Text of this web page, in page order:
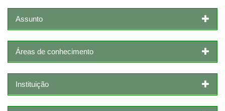
Assunto
Áreas de conhecimento
Instituição